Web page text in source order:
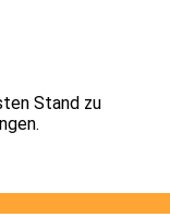
Stand zu